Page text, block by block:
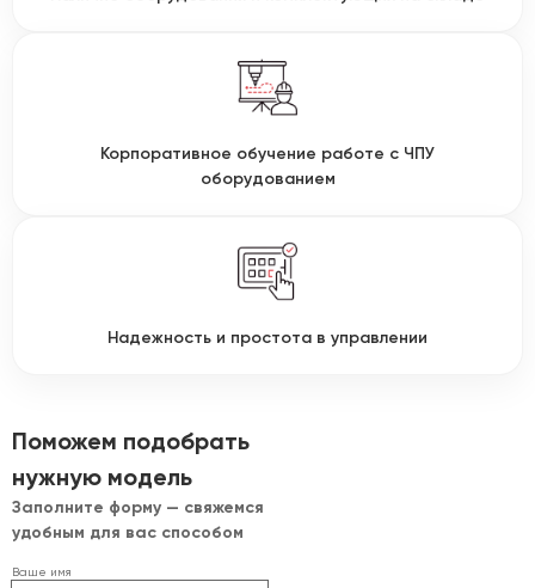
Корпоративное обучение работе с ЧПУ
оборудованием
Надежность и простота в управлении
Поможем подобрать
нужную модель
Заполните форму — свяжемся
удобным для вас способом
Ваше имя